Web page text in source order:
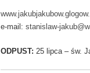
e-mail: stanislaw-
ODPUST: 25 lipca – św.